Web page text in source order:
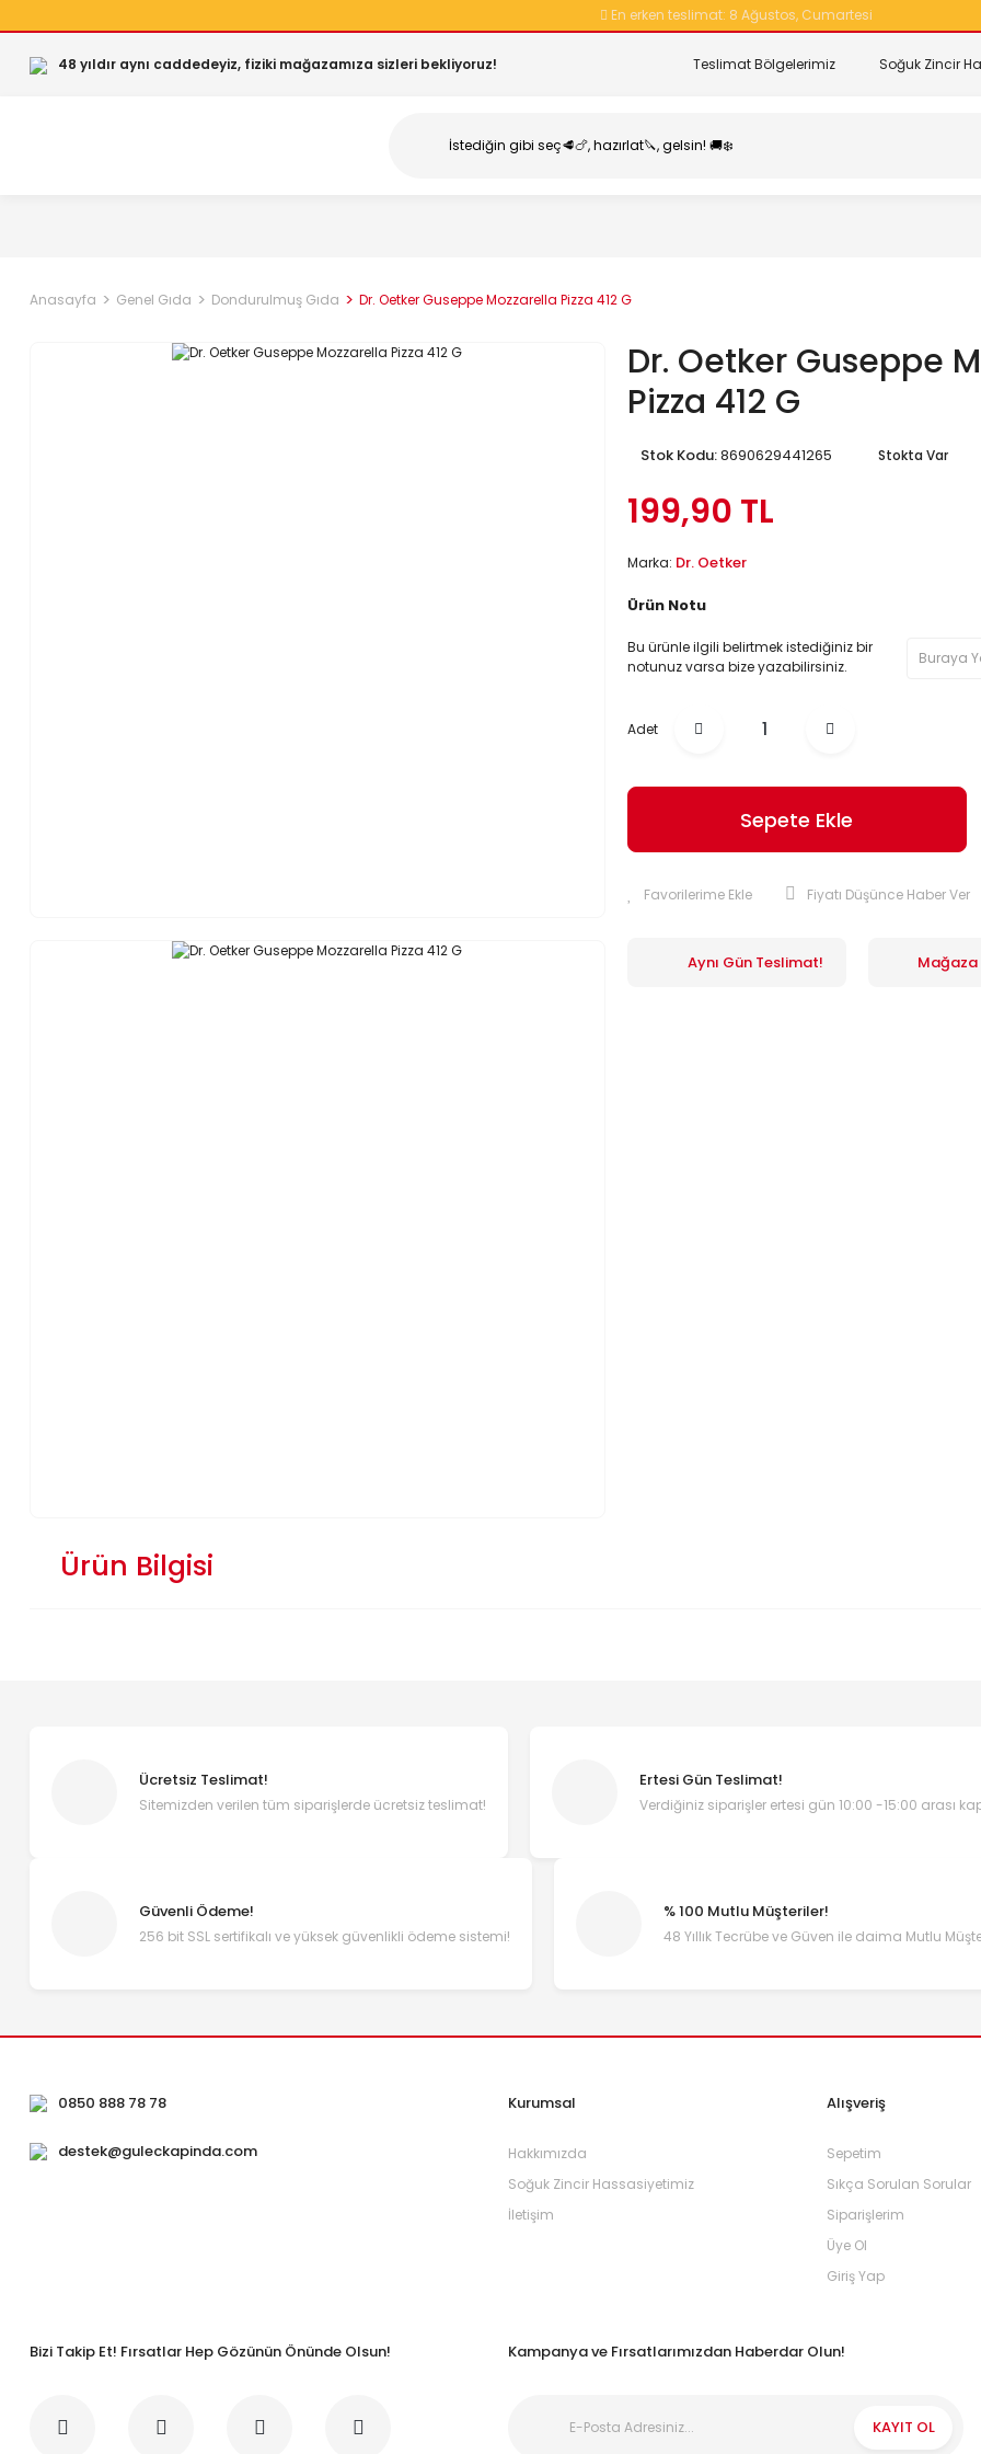
En erken teslimat: 8 Ağustos, Cumartesi
48 yıldır aynı caddedeyiz, fiziki mağazamıza sizleri bekliyoruz! Teslimat Bölgelerimiz Soğuk Zincir
Anasayfa Genel Gıda Dondurulmuş Gıda Dr. Oetker Guseppe Mozzarella Pizza 412 G
Dr. Oetker Guseppe
Pizza 412 G
Stok Kodu:8690629441265 Stokta Var
199,90 TL
Marka: Dr. Oetker
Ürün Notu
Bu ürünle ilgili belirtmek istediğiniz bir
notunuz varsa bize yazabilirsiniz.
Adet
Sepete Ekle
Fiyatı Düşünce Haber Ver
Aynı Gün Teslimat! Mağaza
Ürün Bilgisi
Ücretsiz Teslimat!
Sitemizden verilen tüm siparişlerde ücretsiz teslimat!
Ertesi Gün Teslimat!
Verdiğiniz siparişler ertesi gün 10:00 -15:00 arası
Güvenli Ödeme!
256 bit SSL sertifikalı ve yüksek güvenlikli ödeme sistemi!
% 100 Mutlu Müşteriler!
48 Yıllık Tecrübe ve Güven ile daima Mutlu
0850 888 78 78
destek@guleckapinda.com
Kurumsal
Hakkımızda
Soğuk Zincir Hassasiyetimiz
İletişim
Alışveriş
Sepetim
Sıkça Sorulan Sorular
Siparişlerim
Üye Ol
Giriş Yap
Bizi Takip Et! Fırsatlar Hep Gözünün Önünde Olsun! Kampanya ve Fırsatlarımızdan Haberdar Olun!
KAYIT OL